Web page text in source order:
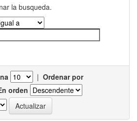
la busqueda.
| Ordenar por
orden